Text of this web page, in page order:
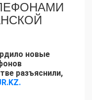
новые
разъяснили,